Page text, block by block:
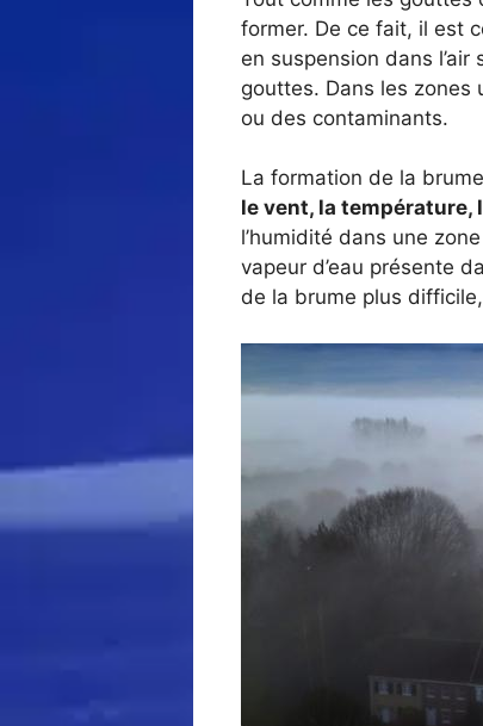
former. De ce fait, il est
en suspension dans
gouttes. Dans les zones
ou des contaminants.
La formation de la
le vent, la température,
l’humidité dans une
vapeur d’eau présente
de la brume plus